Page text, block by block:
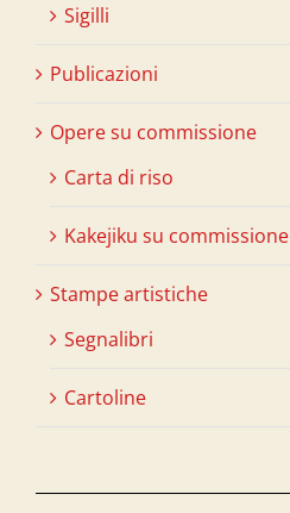
Sigilli
Publicazioni
Opere su commissione
Carta di riso
Kakejiku su commissione
Stampe artistiche
Segnalibri
Cartoline